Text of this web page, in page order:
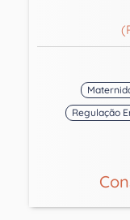
Regulação